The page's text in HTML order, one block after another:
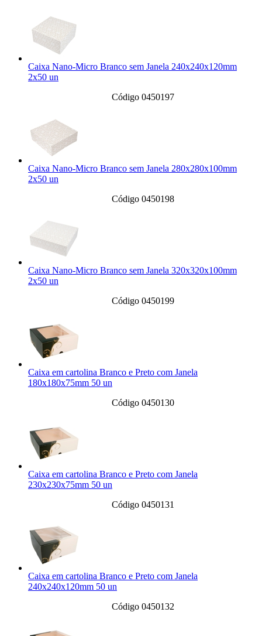
Caixa Nano-Micro Branco sem Janela 240x240x120mm
2x50 un
Código 0450197
Caixa Nano-Micro Branco sem Janela 280x280x100mm
2x50 un
Código 0450198
Caixa Nano-Micro Branco sem Janela 320x320x100mm
2x50 un
Código 0450199
Caixa em cartolina Branco e Preto com Janela
180x180x75mm 50 un
Código 0450130
Caixa em cartolina Branco e Preto com Janela
230x230x75mm 50 un
Código 0450131
Caixa em cartolina Branco e Preto com Janela
240x240x120mm 50 un
Código 0450132